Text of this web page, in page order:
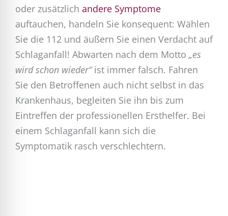
oder zusätzlich andere Symptome
auftauchen, handeln Sie konsequent: Wählen
Sie die 112 und äußern Sie einen Verdacht auf
Schlaganfall! Abwarten nach dem Motto „es
wird schon wieder“ist immer falsch. Fahren
Sie den Betroffenen auch nicht selbst in das
Krankenhaus, begleiten Sie ihn bis zum
Eintreffen der professionellen Ersthelfer. Bei
einem Schlaganfall kann sich die
Symptomatik rasch verschlechtern.